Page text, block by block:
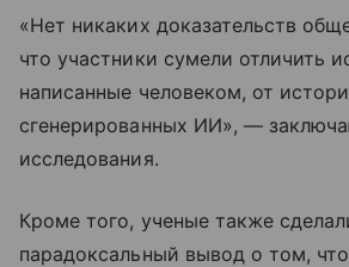
«Нет никаких доказательств
что участники сумели отличить
написанные человеком, от
сгенерированных ИИ», —
исследования.
Кроме того, ученые также
парадоксальный вывод о том,